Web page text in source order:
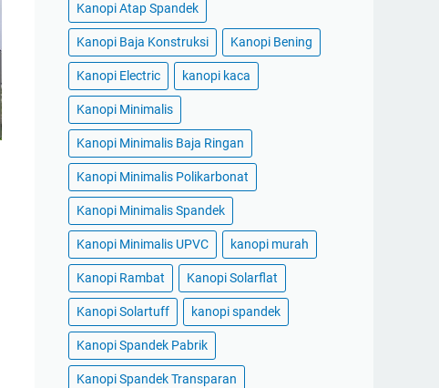
Kanopi Atap Spandek
Kanopi Baja Konstruksi Kanopi Bening
Kanopi Electric kanopi kaca
Kanopi Minimalis
Kanopi Minimalis Baja Ringan
Kanopi Minimalis Polikarbonat
Kanopi Minimalis Spandek
Kanopi Minimalis UPVC kanopi murah
Kanopi Rambat Kanopi Solarflat
Kanopi Solartuff kanopi spandek
Kanopi Spandek Pabrik
Kanopi Spandek Transparan